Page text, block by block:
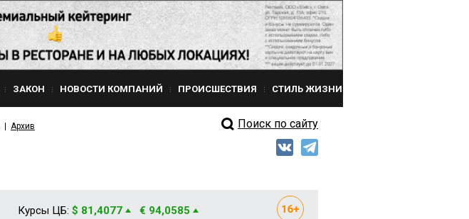
ЗАКОН НОВОСТИ КОМПАНИЙ ПРОИСШЕСТВИЯ СТИЛЬ ЖИЗНИ
Архив Поиск по сайту
Курсы ЦБ: $ 81,4077 € 94,0585